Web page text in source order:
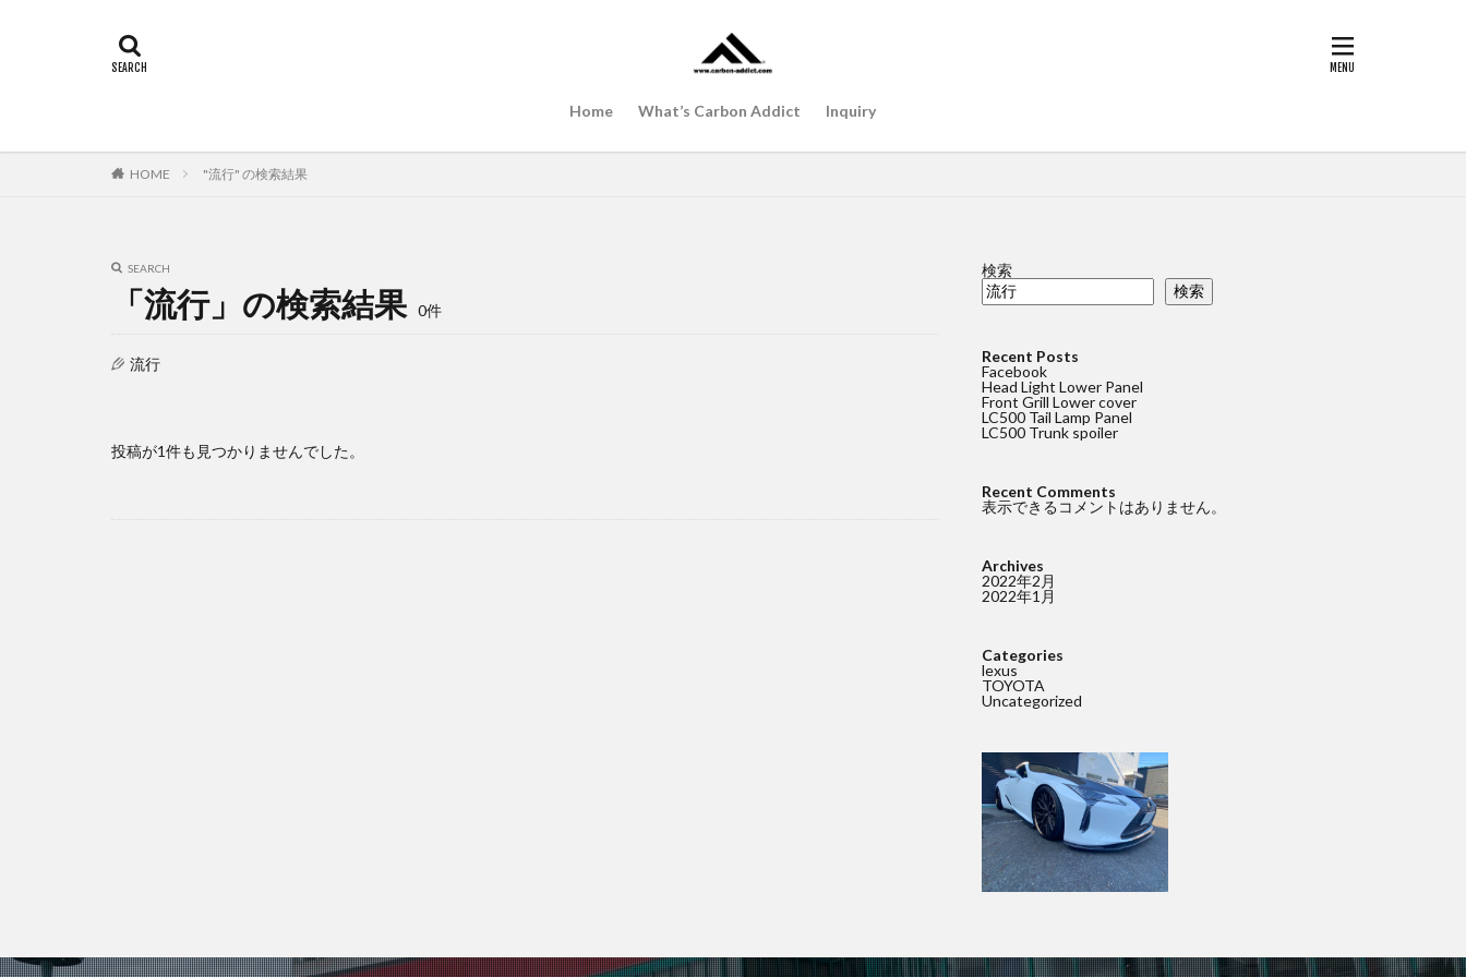
Home What’s Carbon Addict Inquiry
HOME "流行" の検索結果
SEARCH
「流行」の検索結果 0件
流行
投稿が1件も見つかりませんでした。
検索
検索
Recent Posts
Facebook
Head Light Lower Panel
Front Grill Lower cover
LC500 Tail Lamp Panel
LC500 Trunk spoiler
Recent Comments
表示できるコメントはありません。
Archives
2022年2月
2022年1月
Categories
lexus
TOYOTA
Uncategorized